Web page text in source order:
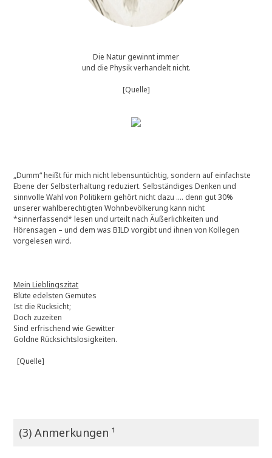
Die Natur gewinnt immer
und die Physik verhandelt nicht.
[Quelle]
„Dumm“ heißt für mich nicht lebensuntüchtig, sondern auf einfachste
Ebene der Selbsterhaltung reduziert. Selbständiges Denken und
sinnvolle Wahl von Politikern gehört nicht dazu …. denn gut 30%
unserer wahlberechtigten Wohnbevölkerung kann nicht
*sinnerfassend* lesen und urteilt nach Äußerlichkeiten und
Hörensagen – und dem was BILD vorgibt und ihnen von Kollegen
vorgelesen wird.
Mein Lieblingszitat
Blüte edelsten Gemütes
Ist die Rücksicht;
Doch zuzeiten
Sind erfrischend wie Gewitter
Goldne Rücksichtslosigkeiten.
[Quelle]
(3) Anmerkungen ¹